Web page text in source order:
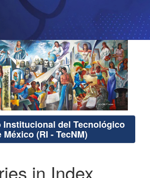
Institucional del Tecnológico
(RI - TecNM)
in Index